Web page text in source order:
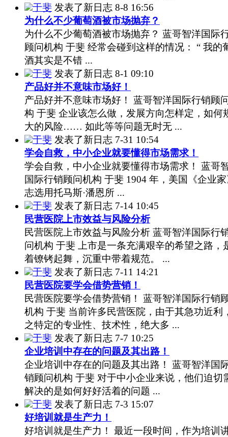
于斐 发表了新日志 8-8 16:56
为什么不少葡萄酒被市场抛弃？
为什么不少葡萄酒被市场抛弃？ 蓝哥智洋国际
顾问机构 于斐 经常会碰到这样的情况： “ 我的
酒其实是不错 ...
于斐 发表了新日志 8-1 09:10
产品好并不意味市场好！
产品好并不意味市场好！ 蓝哥智洋国际行销顾
构 于斐 企业该怎么做，发展方向怎样定，如何
大的风险…… 如此等等问题无时无 ...
于斐 发表了新日志 7-31 10:54
学会自救，中小企业就要懂得市场需求！
学会自救，中小企业就要懂得市场需求！ 蓝哥
国际行销顾问机构 于斐 1904 年，美国《企业
志选用托马斯·潘恩所 ...
于斐 发表了新日志 7-14 10:45
民营医院上市效益与风险分析
民营医院上市效益与风险分析 蓝哥智洋国际行
问机构 于斐 上市是一条充满艰辛的希望之路，
着镣铐起舞，沉重中带着规范。 ...
于斐 发表了新日志 7-11 14:21
民营医院要学会借势营销！
民营医院要学会借势营销！ 蓝哥智洋国际行销
机构 于斐 当前许多民营医院，由于其急功近利
之特定的专业性、技术性，绝大多 ...
于斐 发表了新日志 7-7 10:25
企业培训中存在的问题及其出路！
企业培训中存在的问题及其出路！ 蓝哥智洋国
销顾问机构 于斐 对于中小企业来说，他们迫切
解决的是如何好好活着的问题 ...
于斐 发表了新日志 7-3 15:07
好培训就是生产力！
好培训就是生产力！ 最近一段时间，作为培训